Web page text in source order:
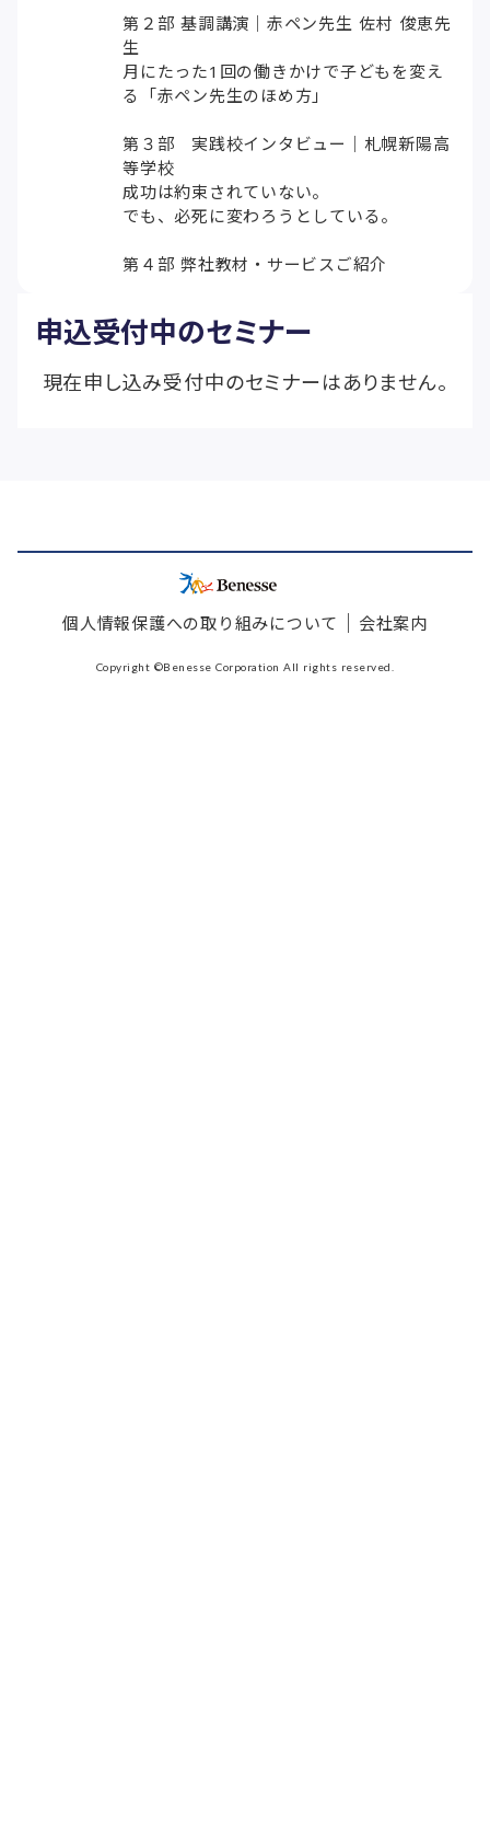
第２部 基調講演｜赤ペン先生 佐村 俊恵先
生
月にたった1回の働きかけで子どもを変え
る​「赤ペン先生のほめ方」​
第３部 実践校インタビュー｜札幌新陽高
等学校
成功は約束されていない。
でも、必死に変わろうとしている。
第４部 弊社教材・サービスご紹介
申込受付中のセミナー
現在申し込み受付中のセミナーはありません。
個人情報保護への取り組みについて 会社案内
Copyright ©Benesse Corporation All rights reserved.